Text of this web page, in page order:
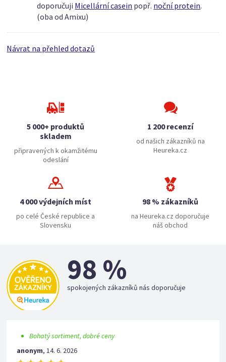
doporučuji Micellární casein popř. noční protein.
(oba od Amixu)
Návrat na přehled dotazů
5 000+ produktů
skladem
připravených k okamžitému
odeslání
1 200 recenzí
od našich zákazníků na
Heureka.cz
4 000 výdejních míst
po celé České republice a
Slovensku
98 % zákazníků
na Heureka.cz doporučuje
náš obchod
98 %
spokojených zákazníků nás doporučuje
Bohatý sortiment, dobré ceny
anonym,14. 6. 2026